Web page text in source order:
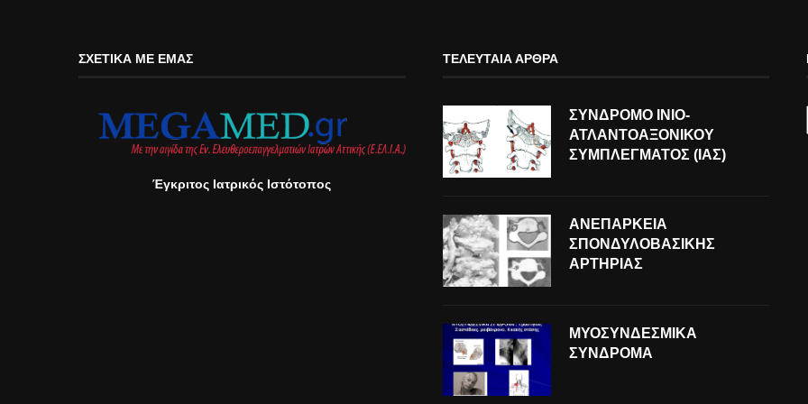
ΣΧΕΤΙΚΆ ΜΕ ΕΜΆΣ
Έγκριτος Ιατρικός Ιστότοπος
ΤΕΛΕΥΤΑΊΑ ΆΡΘΡΑ
ΣΥΝΔΡΟΜΟ ΙΝΙΟ-
ΑΤΛΑΝΤΟΑΞΟΝΙΚΟΥ
ΣΥΜΠΛΕΓΜΑΤΟΣ (ΙΑΣ)
ΑΝΕΠΑΡΚΕΙΑ
ΣΠΟΝΔΥΛΟΒΑΣΙΚΗΣ
ΑΡΤΗΡΙΑΣ
ΜΥΟΣΥΝΔΕΣΜΙΚΑ
ΣΥΝΔΡΟΜΑ